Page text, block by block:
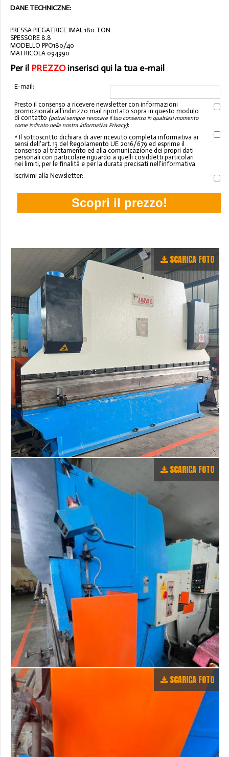
DANE TECHNICZNE:
PRESSA PIEGATRICE IMAL 180 TON
SPESSORE 8.8
MODELLO PPO180/40
MATRICOLA 094990
Per il PREZZOinserisci qui la tua e-mail
E-mail:
Presto il consenso a ricevere newsletter con informazioni
promozionali all'indirizzo mail riportato sopra in questo modulo
di contatto (potrai sempre revocare il tuo consenso in qualsiasi momento
come indicato nella nostra informativa Privacy):
* Il sottoscritto dichiara di aver ricevuto completa informativa ai
sensi dell'art. 13 del Regolamento UE 2016/679 ed esprime il
consenso al trattamento ed alla comunicazione dei propri dati
personali con particolare riguardo a quelli cosiddetti particolari
nei limiti, per le finalità e per la durata precisati nell'informativa.
Iscrivimi alla Newsletter:
SCARICA FOTO
SCARICA FOTO
SCARICA FOTO